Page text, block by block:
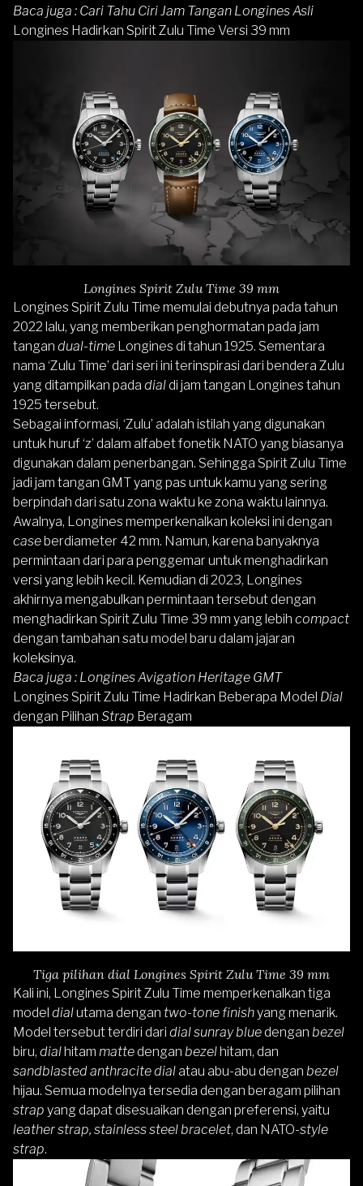
Baca juga : Cari Tahu Ciri Jam Tangan Longines Asli
Longines Hadirkan Spirit Zulu Time Versi 39 mm
Longines Spirit Zulu Time 39 mm
Longines Spirit Zulu Time memulai debutnya pada tahun
2022 lalu, yang memberikan penghormatan pada jam
tangan dual-time Longines di tahun 1925. Sementara
nama ‘Zulu Time’ dari seri ini terinspirasi dari bendera Zulu
yang ditampilkan pada dialdi jam tangan Longines tahun
1925 tersebut.
Sebagai informasi, ‘Zulu’ adalah istilah yang digunakan
untuk huruf ‘z’ dalam alfabet fonetik NATO yang biasanya
digunakan dalam penerbangan. Sehingga Spirit Zulu Time
jadi jam tangan GMT yang pas untuk kamu yang sering
berpindah dari satu zona waktu ke zona waktu lainnya.
Awalnya, Longines memperkenalkan koleksi ini dengan
caseberdiameter 42 mm. Namun, karena banyaknya
permintaan dari para penggemar untuk menghadirkan
versi yang lebih kecil. Kemudian di 2023, Longines
akhirnya mengabulkan permintaan tersebut dengan
menghadirkan Spirit Zulu Time 39 mm yang lebih compact
dengan tambahan satu model baru dalam jajaran
koleksinya.
Baca juga : Longines Avigation Heritage GMT
Longines Spirit Zulu Time Hadirkan Beberapa Model Dial
dengan Pilihan Strap Beragam
Tiga pilihan dial Longines Spirit Zulu Time 39 mm
Kali ini, Longines Spirit Zulu Time memperkenalkan tiga
model dialutama dengan two-tone finishyang menarik.
Model tersebut terdiri dari dial sunray bluedengan bezel
biru, dialhitam mattedengan bezelhitam, dan
sandblasted anthracite dialatau abu-abu dengan bezel
hijau. Semua modelnya tersedia dengan beragam pilihan
strap yang dapat disesuaikan dengan preferensi, yaitu
leather strap, stainless steel bracelet, dan NATO-style
strap.